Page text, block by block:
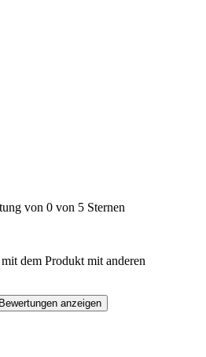
von 0 von 5 Sternen
dem Produkt mit anderen
Bewertungen anzeigen